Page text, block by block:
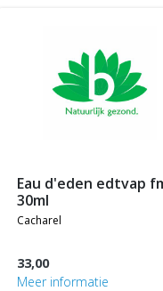
eau d'eden edtvap fm#
30ml
cacharel
33,00
Meer informatie